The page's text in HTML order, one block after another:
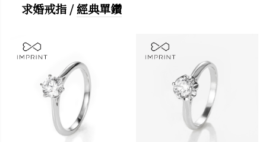
求婚戒指 /經典單鑽